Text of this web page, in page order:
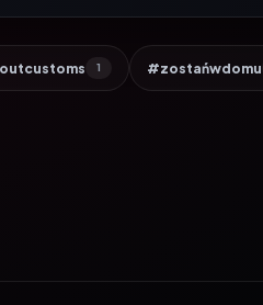
1 #zostańwdomu